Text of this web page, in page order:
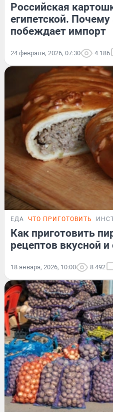
Российская
египетской.
побеждает импорт
24 февраля, 2026, 07:30 4 186
ЕДА ЧТО ПРИГОТОВИТЬ
Как приготовить
рецептов вкусной
18 января, 2026, 10:00 8 492